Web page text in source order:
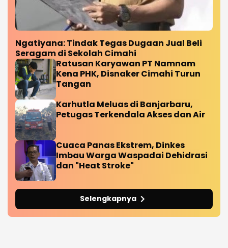
Ngatiyana: Tindak Tegas Dugaan Jual Beli
Seragam di Sekolah Cimahi
Ratusan Karyawan PT Namnam
Kena PHK, Disnaker Cimahi Turun
Tangan
Karhutla Meluas di Banjarbaru,
Petugas Terkendala Akses dan Air
Cuaca Panas Ekstrem, Dinkes
Imbau Warga Waspadai Dehidrasi
dan "Heat Stroke"
Selengkapnya